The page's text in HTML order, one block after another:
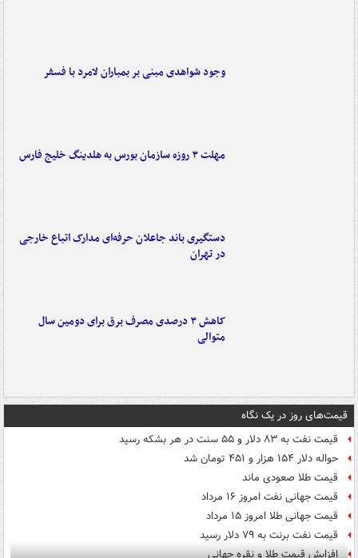
وجود شواهدی مبنی بر بمباران لامرد با فسفر
مهلت ۳ روزه سازمان بورس به هلدینگ خلیج فارس
دستگیری باند جاعلان حرفه‌ای مدارک اتباع خارجی
در تهران
کاهش ۳ درصدی مصرف برق برای دومین سال
متوالی
قیمت‌های روز در یک نگاه
قیمت نفت به ۸۳ دلار و ۵۵ سنت در هر بشکه رسید
حواله دلار ۱۵۴ هزار و ۴۵۱ تومان شد
قیمت طلا صعودی ماند
قیمت جهانی نفت امروز ۱۶ مرداد
قیمت جهانی طلا امروز ۱۵ مرداد
قیمت نفت برنت به ۷۹ دلار رسید
افزایش قیمت طلا و نقره جهانی